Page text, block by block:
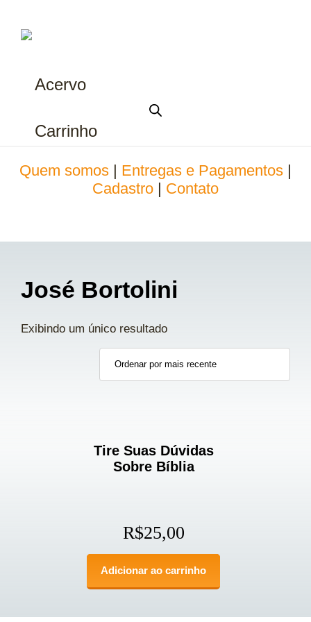
Acervo
Carrinho
Quem somos Entregas e Pagamentos
Cadastro
Contato
José Bortolini
Exibindo um único resultado
Tire Suas Dúvidas
Sobre Bíblia
R$25,00
Adicionar ao carrinho